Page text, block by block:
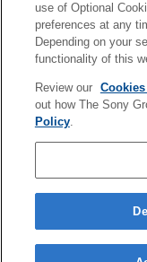
Copyright ©1994–2026
Tokyo, Japan
use of Optional
preferences at any
Depending on your
functionality of this
Review our
out how The Sony
Policy.